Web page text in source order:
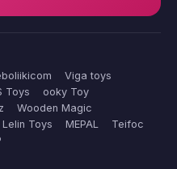
Viga toys
Toys
ooky Toy
Wooden Magic
Lelin Toys MEPAL
Teifoc